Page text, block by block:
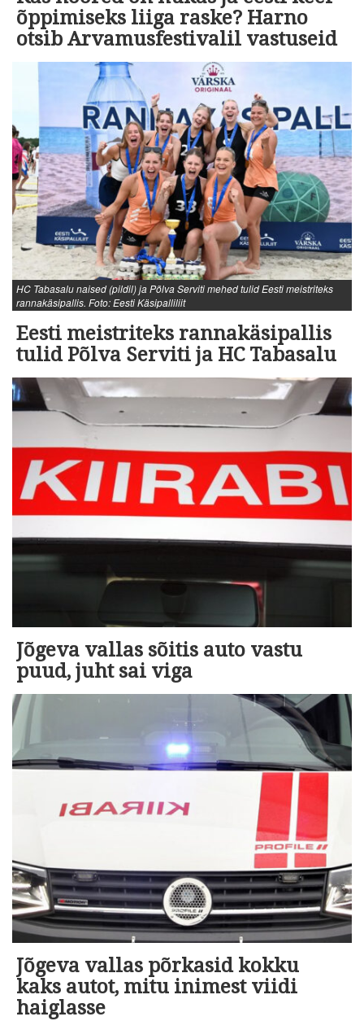
õppimiseks liiga raske? Harno
otsib Arvamusfestivalil vastuseid
HC Tabasalu naised (pildil) ja Põlva Serviti mehed tulid Eesti meistriteks
rannakäsipallis. Foto: Eesti Käsipalliliit
Eesti meistriteks rannakäsipallis
tulid Põlva Serviti ja HC Tabasalu
Jõgeva vallas sõitis auto vastu
puud, juht sai viga
Jõgeva vallas põrkasid kokku
kaks autot, mitu inimest viidi
haiglasse